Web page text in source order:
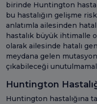
birinde Huntington
bu hastalığın gelişme
anlatımla ailesinden
hastalık büyük ihtimalle
olarak ailesinde hatalı
meydana gelen
çıkabileceği
Huntington
Huntington hastalığına